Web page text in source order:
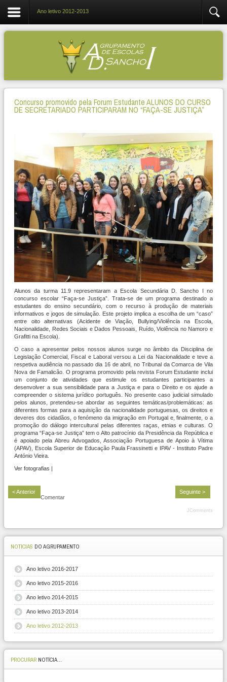
Ano letivo 2012-2013
Concurso promovido pela Forum Estudante ALUNOS DO CURSO
DE SECRETARIADO PARTICIPARAM NO “FAÇA-SE JUSTIÇA”
Alunos da turma 11.9 representaram a Escola Secundária D. Sancho I no
concurso escolar “Faça-se Justiça”. Trata-se de um programa destinado a
estudantes do ensino secundário, com o recurso à produção de materiais
informativos e jogos de simulação. Este projeto implica a escolha de um “caso”
entre oito alternativas (Acidente de Viação, Bullying/Violência na Escola,
Nacionalidade, Redes Sociais e Dados Pessoais, Ruído, Violência no Namoro e
Grafitti na Escola).
O caso a apresentar pelos nossos alunos surge no âmbito da Disciplina de
Legislação Comercial, Fiscal e Laboral versou a Lei da Nacionalidade e teve a
respetiva audiência no passado dia 16 de abril, no Tribunal da Comarca de Vila
Nova de Famalicão. O programa promovido pela revista Forum Estudante inclui
um conjunto de atividades que estimule os estudantes participantes a
desenvolver a sua sensibilidade para a Justiça e para o Direito e os ajude a
compreender o sistema jurídico português. No presente caso judicial simulado
pelos alunos, pretendeu-se abordar as seguintes temáticas/problemáticas: as
diferentes formas para a aquisição da nacionalidade portuguesas, os direitos e
deveres dos cidadãos, o fenómeno da imigração em Portugal e, finalmente, o a
promoção do diálogo intercultural pelas diferentes raças, etnias e culturas. O
programa “Faça-se Justiça” tem o Alto patrocínio da Presidência da República e
é apoiado pela Abreu Advogados, Associação Portuguesa de Apoio à Vítima
(APAV), Escola Superior de Educação Paula Frassinetti e IPAV - Instituto Padre
António Vieira.
Ver fotografias |
< Anterior
Seguinte >
Comentar
JComments
NOTICIAS DO AGRUPAMENTO
Ano letivo 2016-2017
Ano letivo 2015-2016
Ano letivo 2014-2015
Ano letivo 2013-2014
Ano letivo 2012-2013
PROCURAR NOTÍCIA...